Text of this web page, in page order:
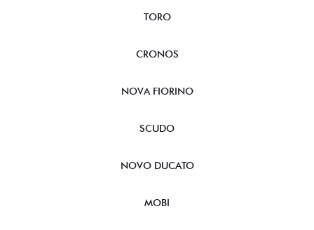
TORO
CRONOS
NOVA FIORINO
SCUDO
NOVO DUCATO
MOBI